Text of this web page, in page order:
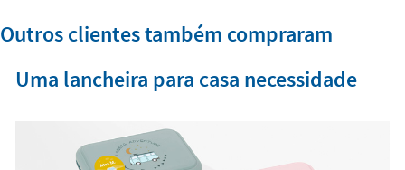
Outros clientes também compraram
Uma lancheira para casa necessidade